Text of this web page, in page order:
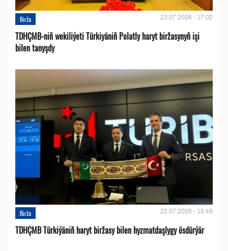
Birža 23.07.2026 - 17:02
TDHÇMB-niň wekiliýeti Türkiyäniň Polatly haryt biržasynyň işi
bilen tanyşdy
Birža 22.07.2026 - 15:49
TDHÇMB Türkiýäniň haryt biržasy bilen hyzmatdaşlygy ösdürýär